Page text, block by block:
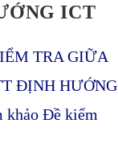
ICT
TRA GIỮA
ĐỊNH HƯỚNG
khảo Đề kiểm